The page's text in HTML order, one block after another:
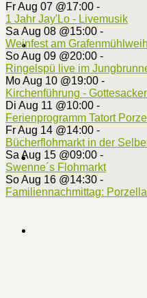
Fr Aug 07 @17:00 -
1 Jahr Jay'Lo - Livemusik
Sa Aug 08 @15:00 -
Weinfest am
So Aug 09 @20:00 -
Ringelspü live im
Mo Aug 10 @19:00 -
Kirchenführung -
Di Aug 11 @10:00 -
Ferienprogramm Tatort
Fr Aug 14 @14:00 -
Bücherflohmarkt in der
Sa Aug 15 @09:00 -
Swenne´s Flohmarkt
So Aug 16 @14:30 -
Familiennachmittag: